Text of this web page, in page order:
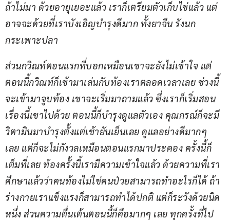
ถ้าไม่มา ด้วยอายุเยอะแล้ว เราก็เตรียมตัวเก็บไข่แล้ว แต่
อาจจะด้วยที่เราบังเอิญบำรุงดีมาก ทั้งยาจีน รังนก
กระเพาะปลา
ส่วนกวิณท์ตอนแรกที่บอกเหมือนเขาจะยังไม่เข้าใจ แต่
ตอนนี้กวิณท์ก็เข้ามาเล่นกับท้องเราตลอดเวลาเลย ช่วงนี้
จะเข้ามาจูบท้อง เขาจะเริ่มมาถามแล้ว ซึ่งเราก็เริ่มสอน
เรื่องนี้เขาไปด้วย ตอนนี้ก็บำรุงดูแลตัวเอง คุณกรณ์ก็จะมี
วิตามินมาบำรุงตั้งแต่เช้ายันเย็นเลย ดูแลอย่างดีมากๆ
เลย แต่ก็จะไม่กังวลเหมือนตอนแรกมาประคอง ครั้งนี้ก็
เต็มที่เลย ท้องครั้งนี้เรามีความเข้าใจแล้ว ด้วยความที่เรา
ศึกษาแล้วว่าคนท้องไม่ใช่คนป่วยสามารถทำอะไรก็ได้ ถ้า
ร่างกายเราแข็งแรงก็สามารถทำได้ปกติ แต่ก็ระวังด้วยนิด
หนึ่ง ส่วนความตื่นเต้นตอนนี้ก็คือมากๆ เลย ทุกครั้งที่ไป